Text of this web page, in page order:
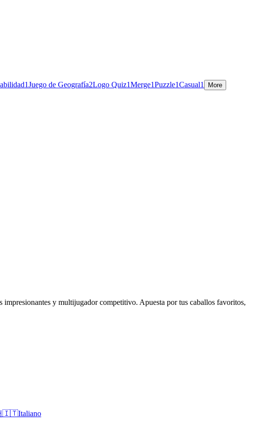
1Juego de Geografía2Logo Quiz1Merge1Puzzle1Casual1 More
impresionantes y multijugador competitivo. Apuesta por tus caballos favoritos,
🇮🇹Italiano